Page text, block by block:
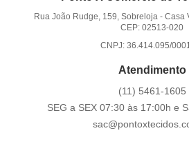
Rua João Rudge, 159, Sobreloja- Casa
CEP: 02513-020
CNPJ: 36.414.095/
Atendimento
(11) 5461-1605
SEG a SEX 07:30 às 17:00h e